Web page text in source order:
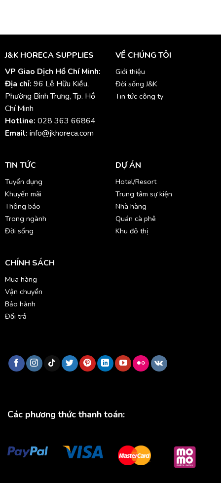
J&K HORECA SUPPLIES
VP Giao Dịch Hồ Chí Minh:
Địa chỉ: 96 Lê Hữu Kiều,
Phường Bình Trưng, Tp. Hồ
Chí Minh
Hotline: 028 363 66864
Email: info@jkhoreca.com
VỀ CHÚNG TÔI
Giới thiệu
Đời sống J&K
Tin tức công ty
TIN TỨC
Tuyển dụng
Khuyến mãi
Thông báo
Trong ngành
Đời sống
DỰ ÁN
Hotel/Resort
Trung tâm sự kiện
Nhà hàng
Quán cà phê
Khu đô thị
CHÍNH SÁCH
Mua hàng
Vận chuyển
Bảo hành
Đổi trả
Các phương thức thanh toán: